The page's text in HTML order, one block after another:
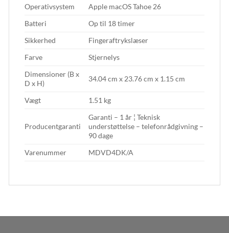
Operativsystem
Apple macOS Tahoe 26
Batteri
Op til 18 timer
Sikkerhed
Fingeraftrykslæser
Farve
Stjernelys
Dimensioner (B x
D x H)
34.04 cm x 23.76 cm x 1.15 cm
Vægt 1.51 kg
Producentgaranti
Garanti – 1 år ¦ Teknisk
understøttelse – telefonrådgivning –
90 dage
Varenummer
MDVD4DK/A